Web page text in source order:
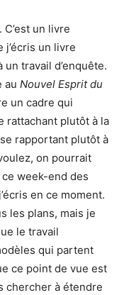
un livre
j’écris un livre
travail d’enquête.
au Nouvel Esprit du
un cadre qui
rattachant plutôt à la
rapportant plutôt à
on pourrait
week-end des
en ce moment.
les plans, mais je
le travail
qui partent
ce point de vue est
chercher à étendre